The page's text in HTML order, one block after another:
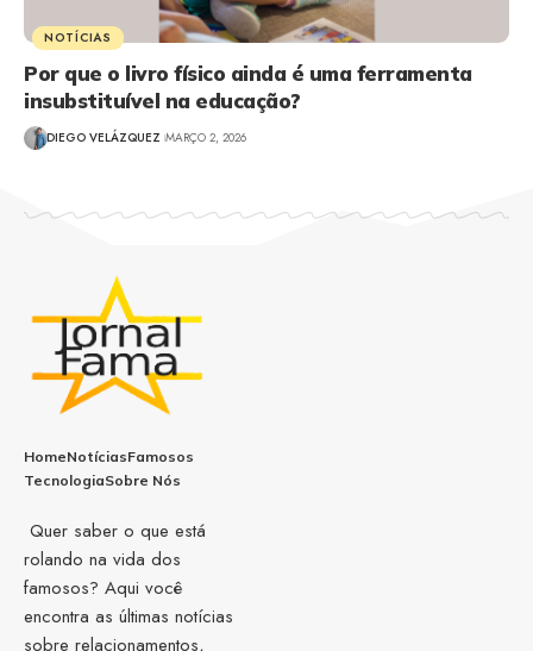
NOTÍCIAS
Por que o livro físico ainda é uma ferramenta
insubstituível na educação?
DIEGO VELÁZQUEZ MARÇO 2, 2026
HomeNotíciasFamosos
TecnologiaSobre Nós
Quer saber o que está
rolando na vida dos
famosos? Aqui você
encontra as últimas notícias
sobre relacionamentos,